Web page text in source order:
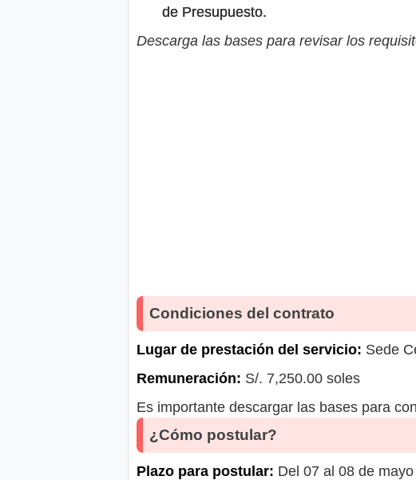
de Presupuesto.
Descarga las bases para revisar los
Condiciones del contrato
Lugar de prestación del servicio: Sede
Remuneración: S/. 7,250.00 soles
Es importante descargar las bases para
¿Cómo postular?
Plazo para postular: Del 07 al 08 de